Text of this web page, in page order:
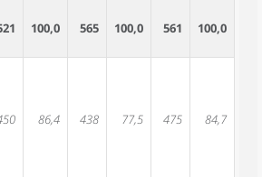
100,0 565 100,0 561 100,0
86,4 438 77,5 475 84,7